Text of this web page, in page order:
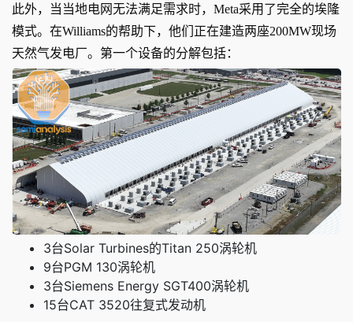
此外，当当地电网无法满足需求时，Meta采用了完全的埃隆
模式。在Williams的帮助下，他们正在建造两座200MW现场
天然气发电厂。第一个设备的分解包括：
3台Solar Turbines的Titan 250涡轮机
9台PGM 130涡轮机
3台Siemens Energy SGT400涡轮机
15台CAT 3520往复式发动机